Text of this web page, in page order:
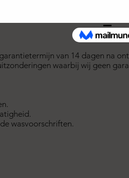
van 14 dagen na
waarbij wij geen
wasvoorschriften.